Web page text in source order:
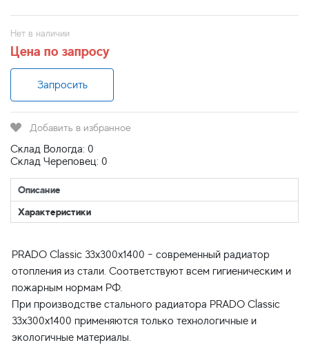
Нет в наличии
Цена по запросу
Запросить
Добавить в избранное
Склад Вологда: 0
Склад Череповец: 0
Описание
Характеристики
PRADO Classic 33x300x1400 - современный радиатор
отопления из стали. Соответствуют всем гигиеническим и
пожарным нормам РФ.
При производстве стального радиатора PRADO Classic
33x300x1400 применяются только технологичные и
экологичные материалы.